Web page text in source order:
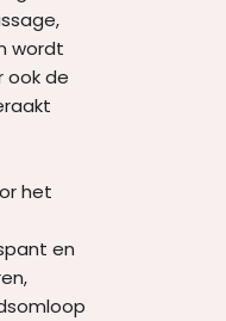
wordt
ook de
het
en